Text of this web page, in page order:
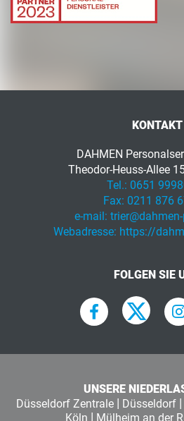
KONTAKT
DAHMEN
Theodor-Heuss-Allee
Tel.: 0651
Fax: 0211 876
e-mail:
Webadresse: https://
FOLGEN SIE
UNSERE
Düsseldorf Zentrale| Düsseldorf|
Köln | Mülheim an der